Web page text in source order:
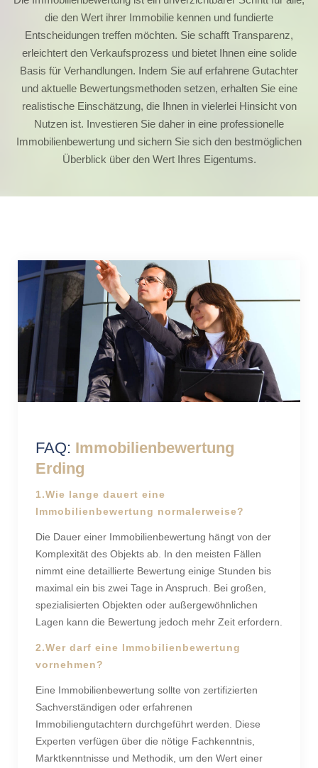
die den Wert ihrer Immobilie kennen und fundierte
Entscheidungen treffen möchten. Sie schafft Transparenz,
erleichtert den Verkaufsprozess und bietet Ihnen eine solide
Basis für Verhandlungen. Indem Sie auf erfahrene Gutachter
und aktuelle Bewertungsmethoden setzen, erhalten Sie eine
realistische Einschätzung, die Ihnen in vielerlei Hinsicht von
Nutzen ist. Investieren Sie daher in eine professionelle
Immobilienbewertung und sichern Sie sich den bestmöglichen
Überblick über den Wert Ihres Eigentums.
FAQ: Immobilienbewertung
Erding
1.Wie lange dauert eine
Immobilienbewertung normalerweise?
Die Dauer einer Immobilienbewertung hängt von der
Komplexität des Objekts ab. In den meisten Fällen
nimmt eine detaillierte Bewertung einige Stunden bis
maximal ein bis zwei Tage in Anspruch. Bei großen,
spezialisierten Objekten oder außergewöhnlichen
Lagen kann die Bewertung jedoch mehr Zeit erfordern.
2.Wer darf eine Immobilienbewertung
vornehmen?
Eine Immobilienbewertung sollte von zertifizierten
Sachverständigen oder erfahrenen
Immobiliengutachtern durchgeführt werden. Diese
Experten verfügen über die nötige Fachkenntnis,
Marktkenntnisse und Methodik, um den Wert einer